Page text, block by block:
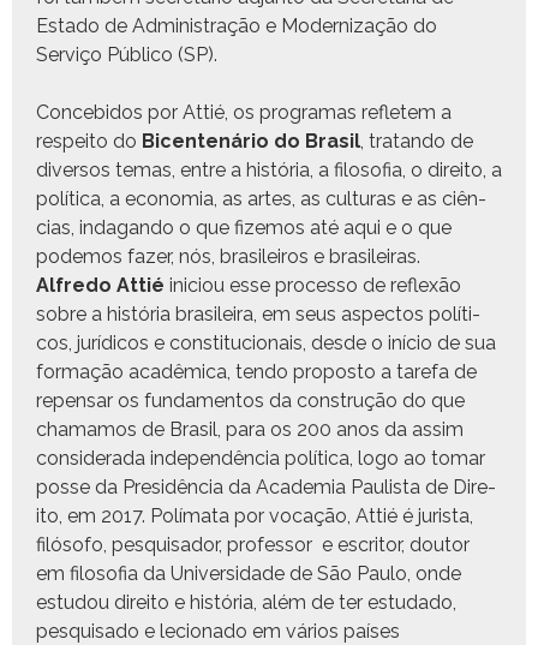
Esta­do de Admin­is­tração e Mod­ern­iza­ção do
Serviço Públi­co (SP).
Con­ce­bidos por Attié, os pro­gra­mas refletem a
respeito do Bicen­tenário do Brasil, tratan­do de
diver­sos temas, entre a história, a filosofia, o dire­ito, a
políti­ca, a econo­mia, as artes, as cul­turas e as ciên­
cias, inda­gan­do o que fize­mos até aqui e o que
podemos faz­er, nós, brasileiros e brasileiras.
Alfre­do Attié ini­ciou esse proces­so de reflexão
sobre a história brasileira, em seus aspec­tos políti­
cos, jurídi­cos e con­sti­tu­cionais, des­de o iní­cio de sua
for­mação acadêmi­ca, ten­do pro­pos­to a tare­fa de
repen­sar os fun­da­men­tos da con­strução do que
chamamos de Brasil, para os 200 anos da assim
con­sid­er­a­da inde­pendên­cia políti­ca, logo ao tomar
posse da Presidên­cia da Acad­e­mia Paulista de Dire­
ito, em 2017. Polí­ma­ta por vocação, Attié é jurista,
filó­so­fo, pesquisador, pro­fes­sor e escritor, doutor
em filosofia da Uni­ver­si­dade de São Paulo, onde
estu­dou dire­ito e história, além de ter estu­da­do,
pesquisa­do e leciona­do em vários país­es